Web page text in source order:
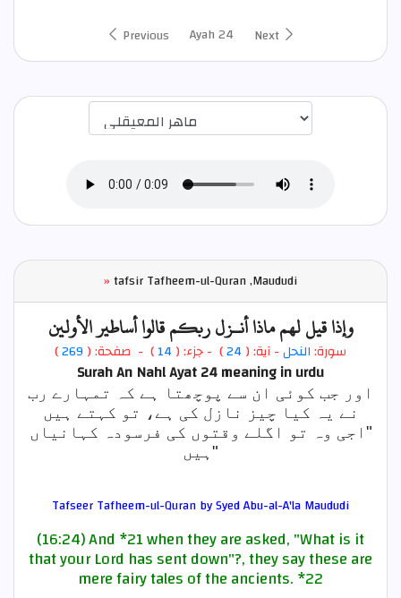
Previous Ayah 24 Next
»tafsir Tafheem-ul-Quran ,Maududi
وإذا قيل لهم ماذا أنـزل ربكم قالوا أساطير الأولين
سورة:النحل- آية: ( 24
) - جزء: ( 14) - صفحة: (269
)
Surah An Nahl Ayat 24meaning in urdu
اور جب کوئی ان سے پوچھتا ہے کہ تمہارے رب
نے یہ کیا چیز نازل کی ہے، تو کہتے ہیں
"اجی وہ تو اگلے وقتوں کی فرسودہ کہانیاں
ہیں"
Tafseer Tafheem-ul-Quran by Syed Abu-al-A'la Maududi
(16:24) And *21when they are asked, "What is it
that your Lord has sent down"?, they say these are
mere fairy tales of the ancients.*22